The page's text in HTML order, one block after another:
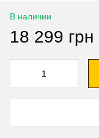
В наличии
18 299 грн